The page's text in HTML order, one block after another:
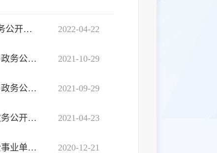
国办发〔2022〕8号：国务院办公厅关于印发2022年政务公开工作要点的通知 2022-04-22
国办公开办函〔2021〕33号：国务院办公厅政府信息与政务公开办公室关于做好规章集中公开并动态更新工作的通知 2021-10-29
国办公开办函〔2021〕30号：国务院办公厅政府信息与政务公开办公室关于印发《中华人民共和国政府信息公开工作年度报告格式》的通知 2021-09-29
国办发〔2021〕12号：国务院办公厅关于印发2021年政务公开工作要点的通知 2021-04-23
国办发〔2020〕50号：国务院办公厅关于印发《公共企事业单位信息公开规定制定办法》的通知 2020-12-21